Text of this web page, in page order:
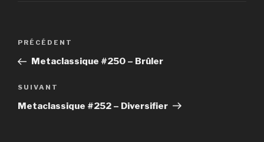
Navigation
l’article
Article
précédent
PRÉCÉDENT
Metaclassique #250 – Brûler
Article
suivant
SUIVANT
Metaclassique #252 – Diversifier